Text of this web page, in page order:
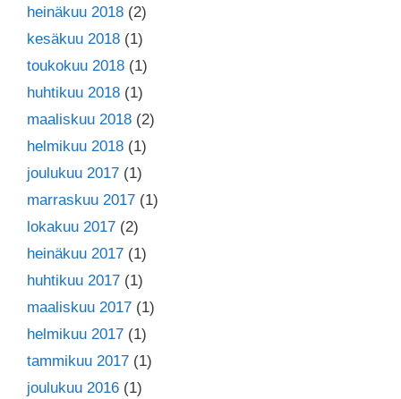
heinäkuu 2018 (2)
kesäkuu 2018 (1)
toukokuu 2018 (1)
huhtikuu 2018 (1)
maaliskuu 2018 (2)
helmikuu 2018 (1)
joulukuu 2017 (1)
marraskuu 2017 (1)
lokakuu 2017 (2)
heinäkuu 2017 (1)
huhtikuu 2017 (1)
maaliskuu 2017 (1)
helmikuu 2017 (1)
tammikuu 2017 (1)
joulukuu 2016 (1)